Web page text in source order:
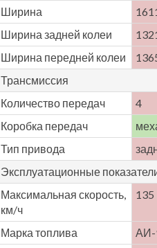
Ширина
Ширина задней колеи
Ширина передней колеи
Трансмиссия
Количество передач
4
Коробка передач
Тип привода
Эксплуатационные
Максимальная скорость,
км/ч
135
Марка топлива АИ-